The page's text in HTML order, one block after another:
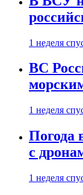
1 неделя
ВС
1 неделя
Погода
с
1 неделя